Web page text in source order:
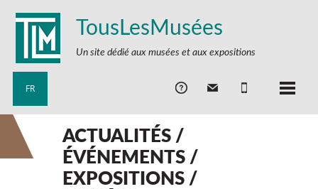
TousLesMusées
Un site dédié aux musées et aux expositions
FR
ACTUALITÉS /
ÉVÉNEMENTS /
EXPOSITIONS /